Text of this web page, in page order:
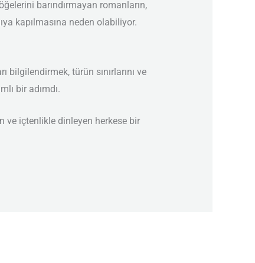
barındırmayan romanların,
kapılmasına neden olabiliyor.
türün sınırlarını ve
bir adımdı.
ve içtenlikle dinleyen herkese bir